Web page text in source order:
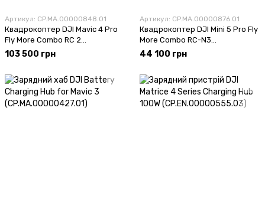
Артикул: CP.MA.00000848.01
Квадрокоптер DJI Mavic 4 Pro
Fly More Combo RC 2
(CP.MA.00000848.01,
CP.MA.00000859.01)
103 500 грн
Артикул: CP.MA.00000876.01
Квадрокоптер DJI Mini 5 Pro Fly
More Combo RC-N3
(CP.MA.00000876.01)
44 100 грн